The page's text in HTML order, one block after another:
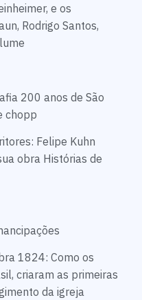
e os
Rodrigo Santos,
200 anos de São
chopp
Felipe Kuhn
obra Histórias de
1824: Como os
criaram as primeiras
da igreja